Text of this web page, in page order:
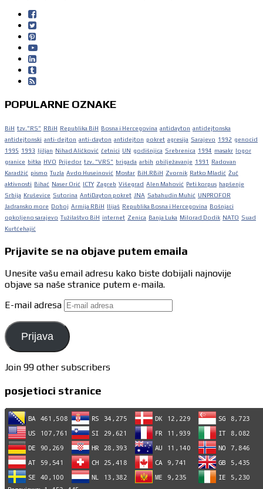
POPULARNE OZNAKE
BiH tzv."RS" RBiH Republika BiH Bosna i Hercegovina antidayton antidejtonska
antidejtonski anti-dejton anti-dayton antidejton pokret agresija Sarajevo 1992 genocid
1995 1993 ljiljan Nihad Aličković četnici UN godišnjica Srebrenica 1994 masakr logor
granice bitka HVO Prijedor tzv. "VRS" brigada arbih obilježavanje 1991
Radovan
Karadžić pismo Tuzla Avdo Huseinović Mostar BiH.RBiH Zvornik Ratko Mladić Žuč
aktivnosti Bihać Naser Orić ICTY Zagreb Višegrad Alen Mahović Peti korpus hapšenje
Srbija Kruševice Sutorina AntiDayton pokret JNA Sabahudin Muhić UNPROFOR
Jadransko more Doboj Armija RBiH Ilijaš Republika Bosna i Hercegovina Bošnjaci
opkoljeno sarajevo Tužilaštvo BiH internet Zenica Banja Luka Milorad Dodik NATO Suad
Kurtćehajić
Prijavite se na objave putem emaila
Unesite vašu email adresu kako biste dobijali najnovije
objave sa naše stranice putem e-maila.
E-mail adresa
Prijava
Join 99 other subscribers
posjetioci stranice